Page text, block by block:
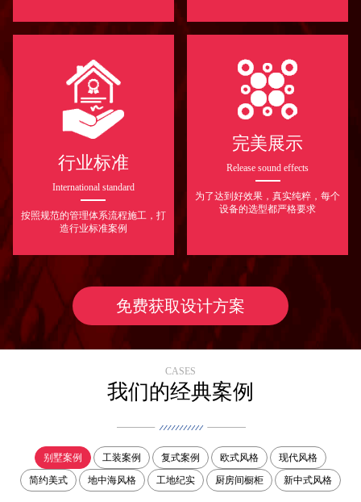
行业标准
International standard
按照规范的管理体系流程施工，打
造行业标准案例
完美展示
Release sound effects
为了达到好效果，真实纯粹，每个
设备的选型都严格要求
免费获取设计方案
CASES
我们的经典案例
别墅案例 工装案例 复式案例 欧式风格
现代风格
简约美式
地中海风格 工地纪实 厨房间橱柜 新中式风格